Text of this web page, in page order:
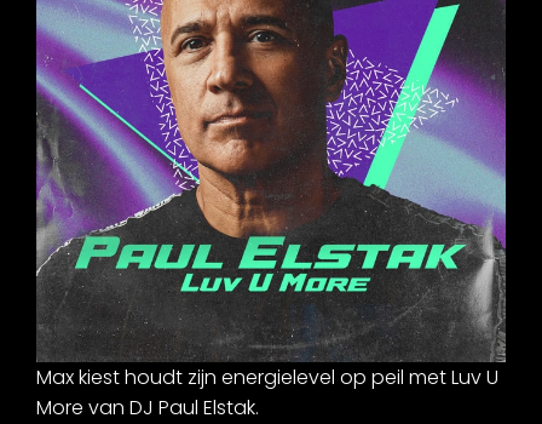
Max kiest houdt zijn energielevel op peil met Luv U
More van DJ Paul Elstak.